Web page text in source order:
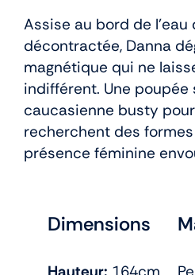
Assise au bord de
décontractée, Danna
magnétique qui ne
indifférent. Une poupée
caucasienne busty
recherchent des
présence féminine
Dimensions